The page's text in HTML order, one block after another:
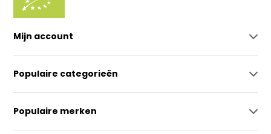
Mijn account
Populaire categorieën
Populaire merken